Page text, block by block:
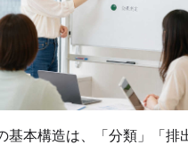
基本構造は、「分類」「排